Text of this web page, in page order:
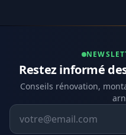
Restez informé
Conseils rénovation,
Adresse email